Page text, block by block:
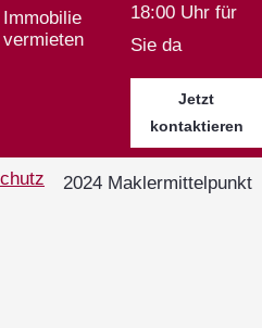
Immobilie
vermieten
18:00 Uhr für
Sie da
Jetzt
kontaktieren
2024 Maklermittelpunkt